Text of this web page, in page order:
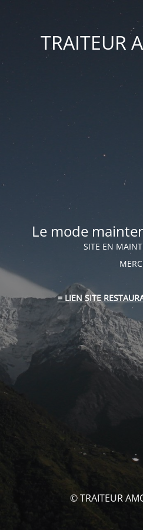
TRAITEUR
Le mode
SITE EN
= LIEN SITE
© TRAITEUR